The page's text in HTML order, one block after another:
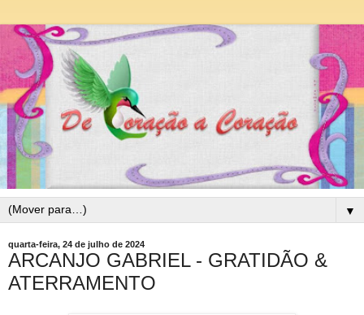
▼
quarta-feira, 24 de julho de 2024
ARCANJO GABRIEL - GRATIDÃO &
ATERRAMENTO